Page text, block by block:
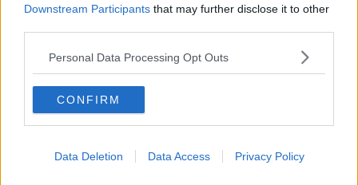
Downstream Participants that may further disclose it to other
Personal Data Processing Opt Outs
CONFIRM
Data Deletion Data Access Privacy Policy
Ti potrebbe interessare anche:
Il “dopo” Matteo Messina Denaro
Vademecum antimafia per gli elettori
Toscana chiama Palermo
Serve un esercito europeo
I superbonus rischiano di favorire la mafia
Occorre potenziare il controllo del territorio
​Nuovi scenari narcos a Firenze?